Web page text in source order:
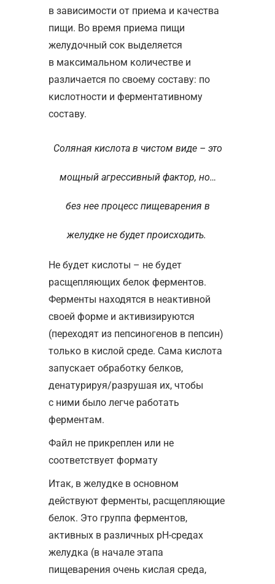
в зависимости от приема и качества
пищи. Во время приема пищи
желудочный сок выделяется
в максимальном количестве и
различается по своему составу: по
кислотности и ферментативному
составу.
Соляная кислота в чистом виде – это
мощный агрессивный фактор, но…
без нее процесс пищеварения в
желудке не будет происходить.
Не будет кислоты – не будет
расщепляющих белок ферментов.
Ферменты находятся в неактивной
своей форме и активизируются
(переходят из пепсиногенов в пепсин)
только в кислой среде. Сама кислота
запускает обработку белков,
денатурируя/разрушая их, чтобы
с ними было легче работать
ферментам.
Файл не прикреплен или не
соответствует формату
Итак, в желудке в основном
действуют ферменты, расщепляющие
белок. Это группа ферментов,
активных в различных pH-средах
желудка (в начале этапа
пищеварения очень кислая среда,